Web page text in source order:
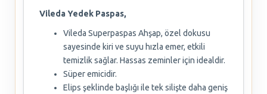
Vileda Yedek Paspas,
Vileda Superpaspas Ahşap, özel dokusu
sayesinde kiri ve suyu hızla emer, etkili
temizlik sağlar. Hassas zeminler için idealdir.
Süper emicidir.
Elips şeklinde başlığı ile tek silişte daha geniş